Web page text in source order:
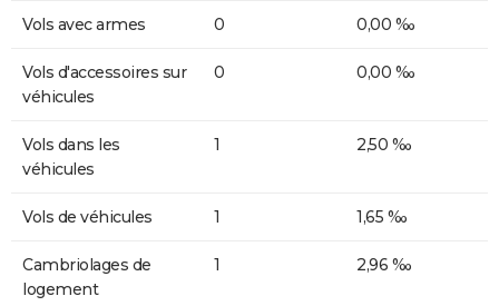
Vols avec armes 0 0,00 ‰
Vols d'accessoires sur
véhicules
0 0,00 ‰
Vols dans les
véhicules
1 2,50 ‰
Vols de véhicules 1 1,65 ‰
Cambriolages de
logement
1 2,96 ‰